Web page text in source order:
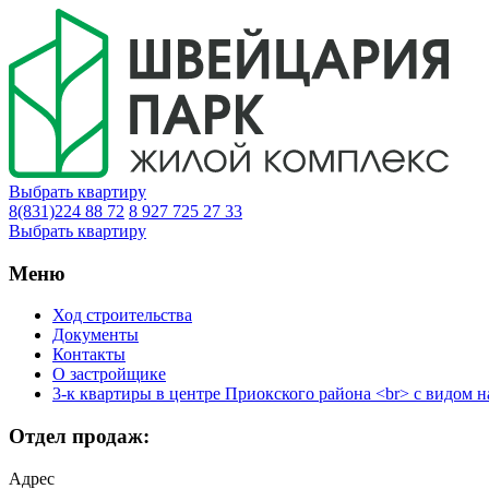
Выбрать квартиру
8(831)224 88 72 8 927 725 27 33
Выбрать квартиру
Меню
Ход строительства
Документы
Контакты
О застройщике
3-к квартиры в центре Приокского района <br> с видом
Отдел продаж:
Адрес